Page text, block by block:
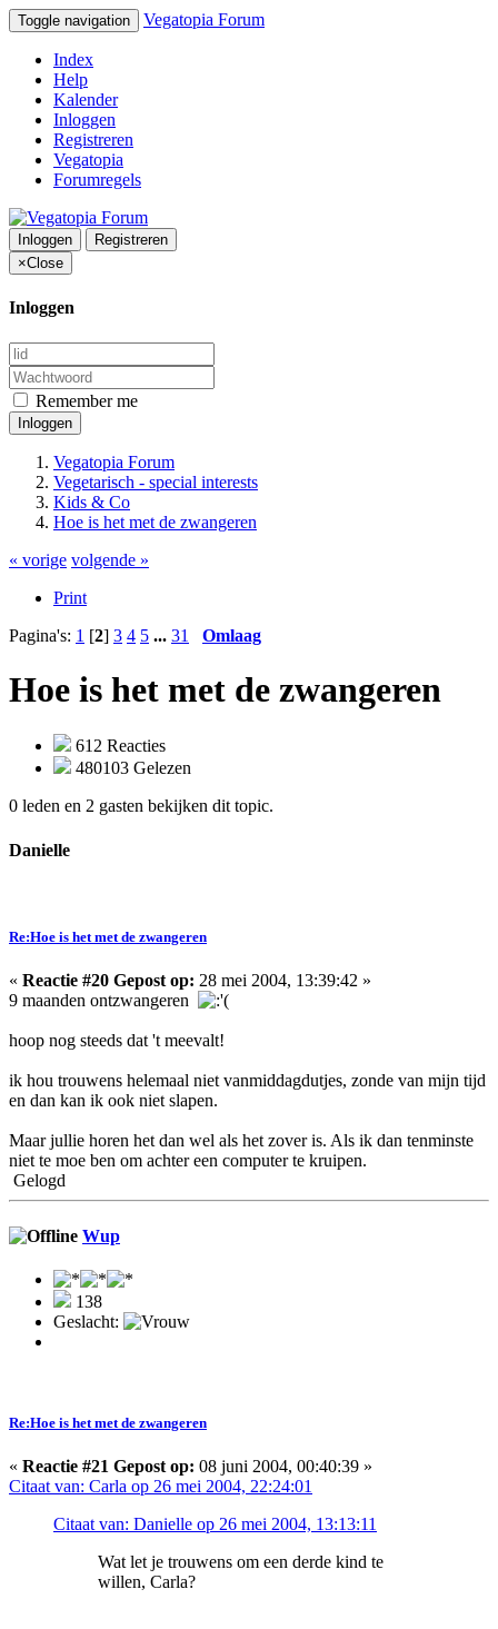
Toggle navigation Vegatopia Forum
Index
Help
Kalender
Inloggen
Registreren
Vegatopia
Forumregels
Inloggen
Registreren
×Close
Inloggen
Remember me
Inloggen
Vegatopia Forum
Vegetarisch - special interests
Kids & Co
Hoe is het met de zwangeren
« vorige volgende »
Print
Pagina's: 1 [2] 3 4 5 ... 31 Omlaag
Hoe is het met de zwangeren
612 Reacties
480103 Gelezen
0 leden en 2 gasten bekijken dit topic.
Danielle
Re:Hoe is het met de zwangeren
« Reactie #20 Gepost op: 28 mei 2004, 13:39:42 »
9 maanden ontzwangeren
hoop nog steeds dat 't meevalt!
ik hou trouwens helemaal niet vanmiddagdutjes, zonde van mijn tijd
en dan kan ik ook niet slapen.
Maar jullie horen het dan wel als het zover is. Als ik dan tenminste
niet te moe ben om achter een computer te kruipen.
Gelogd
Wup
138
Geslacht:
Re:Hoe is het met de zwangeren
« Reactie #21 Gepost op: 08 juni 2004, 00:40:39 »
Citaat van: Carla op 26 mei 2004, 22:24:01
Citaat van: Danielle op 26 mei 2004, 13:13:11
Wat let je trouwens om een derde kind te
willen, Carla?